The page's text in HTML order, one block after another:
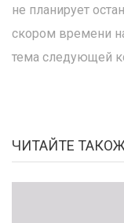
не планирует
скором времени
тема следующей
ЧИТАЙТЕ